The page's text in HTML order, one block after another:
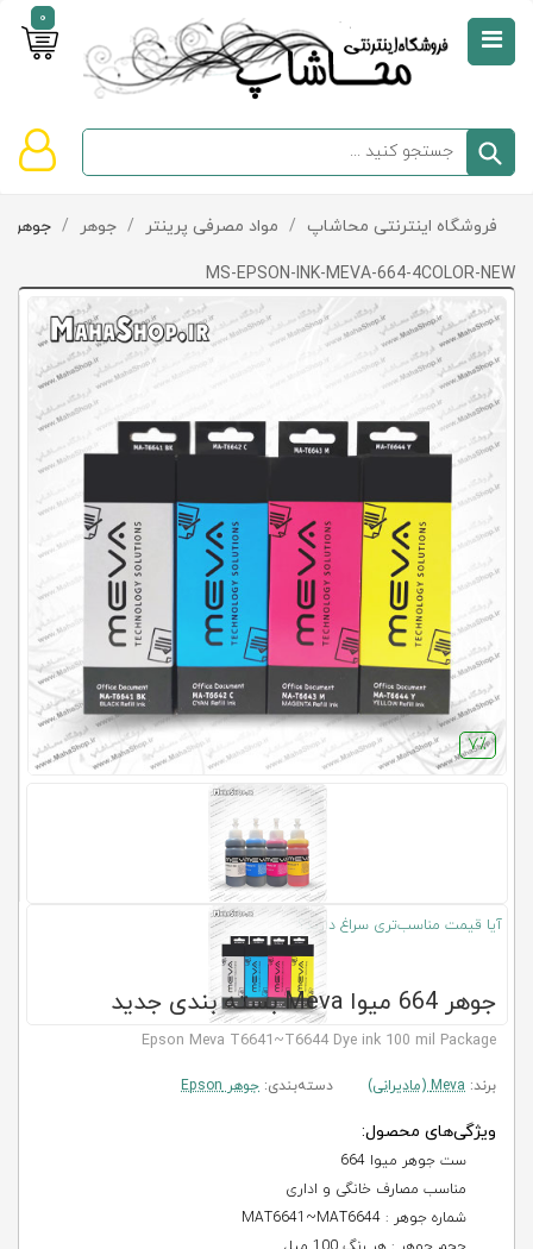
0
صفحه
دسته‌بندی
تخفیف‌ها
و
پیشنهادها
تماس
کلاب
محاشاپ
سبد
خالی
است
فروشگاه اینترنتی محاشاپ / مواد مصرفی پرینتر / جوهر / جوهر Epson
MS-EPSON-INK-MEVA-664-4COLOR-NEW
7٪
آیا قیمت مناسب‌تری سراغ دارید؟
جوهر 664 میوا Meva بسته بندی جدید
Epson Meva T6641~T6644 Dye ink 100 mil Package
برند: Meva (مادیرانی) دسته‌بندی: جوهر Epson
ویژگی‌های محصول:
ست جوهر میوا 664
مناسب مصارف خانگی و اداری
شماره جوهر : MAT6641~MAT6644